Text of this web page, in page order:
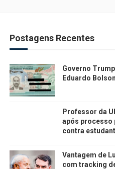
Postagens Recentes
Governo
Eduardo
Professor da
após processo
contra
Vantagem de
com tracking